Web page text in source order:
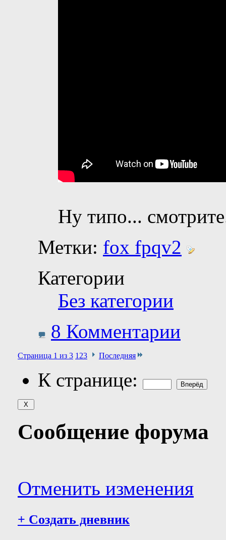
Ну типо...
Метки: fox fpqv2
Категории
Без категории
8 Комментарии
Страница 1 из 3 1 23 Последняя
К странице:
Сообщение форума
Отменить изменения
+ Создать дневник